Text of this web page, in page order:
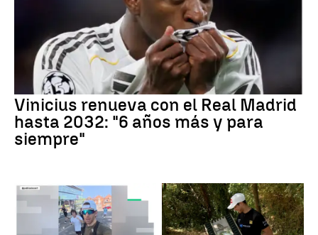
Vinicius renueva con el Real Madrid
hasta 2032: "6 años más y para
siempre"